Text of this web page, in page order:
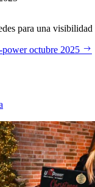
para una
octubre 2025